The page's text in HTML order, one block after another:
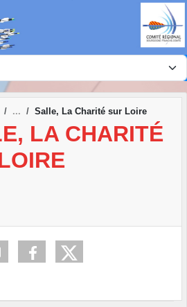
Salle, La Charité sur Loire
LA CHARITÉ